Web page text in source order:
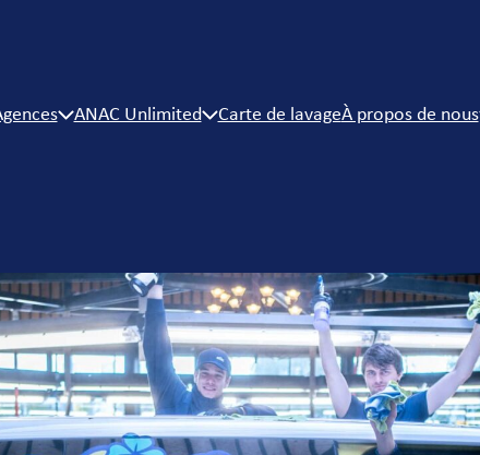
ANAC Unlimited Carte de lavageÀ propos de nous